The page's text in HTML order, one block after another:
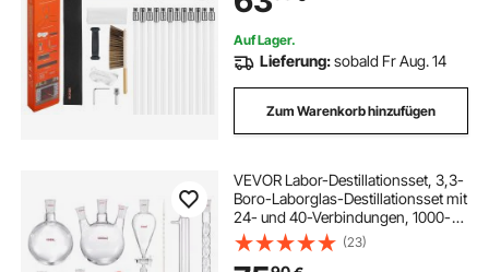
Schornsteine
Auf Lager.
Lieferung:sobald Fr Aug. 14
Zum Warenkorb hinzufügen
VEVOR Labor-Destillationsset, 3,3-
Boro-Laborglas-Destillationsset mit
24- und 40-Verbindungen, 1000-
ml-Destillationsgeräte-Set für
Ätherische Öle, 29-teiliges Set mit
(23)